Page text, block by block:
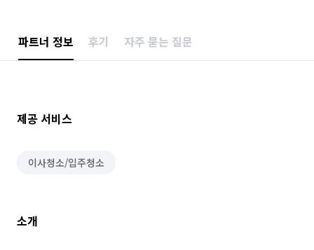
파트너 정보 후기 자주 묻는 질문
제공 서비스
이사청소/입주청소
소개